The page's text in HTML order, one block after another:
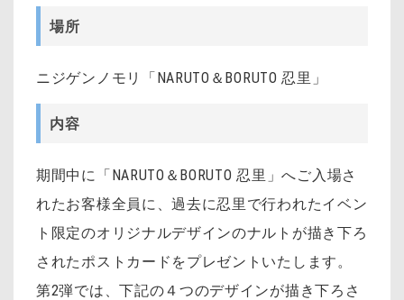
場所
ニジゲンノモリ「NARUTO＆BORUTO 忍里」
内容
期間中に「NARUTO＆BORUTO 忍里」へご入場さ
れたお客様全員に、過去に忍里で行われたイベン
ト限定のオリジナルデザインのナルトが描き下ろ
されたポストカードをプレゼントいたします。
第2弾では、下記の４つのデザインが描き下ろさ